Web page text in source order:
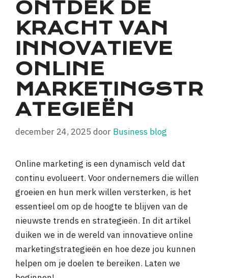
ONTDEK DE
KRACHT VAN
INNOVATIEVE
ONLINE
MARKETINGSTR
ATEGIEËN
december 24, 2025 door Business blog
Online marketing is een dynamisch veld dat
continu evolueert. Voor ondernemers die willen
groeien en hun merk willen versterken, is het
essentieel om op de hoogte te blijven van de
nieuwste trends en strategieën. In dit artikel
duiken we in de wereld van innovatieve online
marketingstrategieën en hoe deze jou kunnen
helpen om je doelen te bereiken. Laten we